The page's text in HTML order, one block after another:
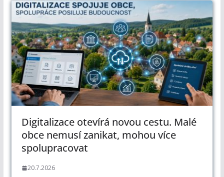
Digitalizace otevírá novou cestu. Malé
obce nemusí zanikat, mohou více
spolupracovat
20.7.2026